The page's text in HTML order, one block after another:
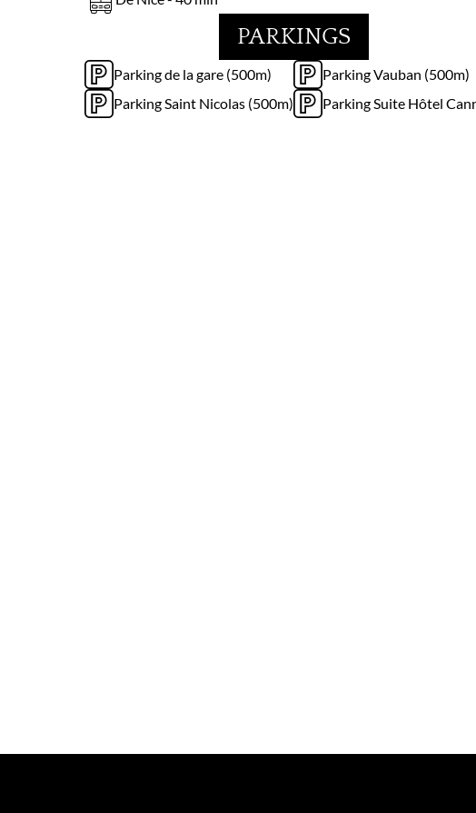
PARKINGS
Parking de la gare (500m)
Parking Saint Nicolas (500m)
Parking Vauban (500m)
Parking Suite Hôtel